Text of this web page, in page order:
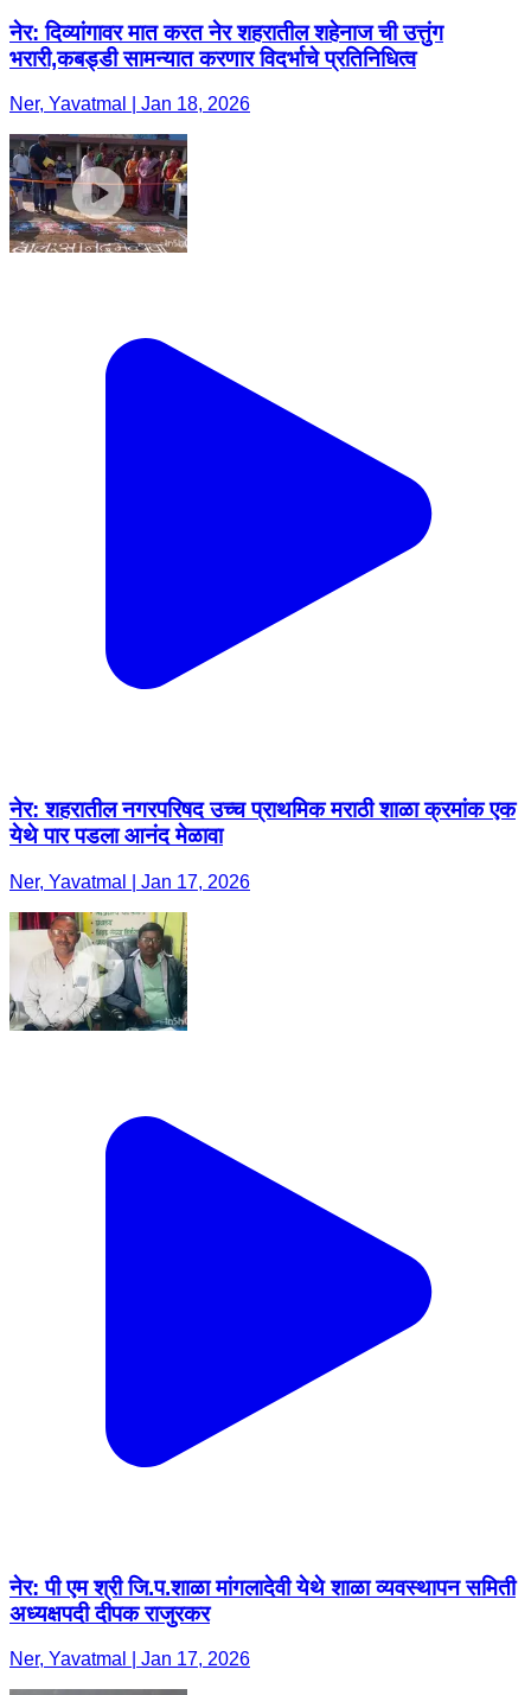
नेर: दिव्यांगावर मात करत नेर शहरातील शहेनाज ची उत्तुंग
भरारी,कबड्डी सामन्यात करणार विदर्भाचे प्रतिनिधित्व
Ner, Yavatmal | Jan 18, 2026
नेर: शहरातील नगरपरिषद उच्च प्राथमिक मराठी शाळा क्रमांक एक
येथे पार पडला आनंद मेळावा
Ner, Yavatmal | Jan 17, 2026
नेर: पी एम श्री जि.प.शाळा मांगलादेवी येथे शाळा व्यवस्थापन समिती
अध्यक्षपदी दीपक राजुरकर
Ner, Yavatmal | Jan 17, 2026